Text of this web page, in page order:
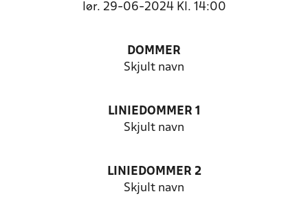
lør. 29-06-2024 Kl. 14:00
DOMMER
Skjult navn
LINIEDOMMER 1
Skjult navn
LINIEDOMMER 2
Skjult navn